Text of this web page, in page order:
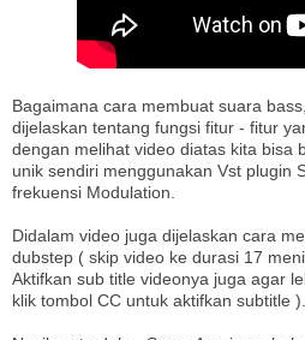
Bagaimana cara membuat suara
dijelaskan tentang fungsi fitur - fitur
dengan melihat video diatas kita bisa
unik sendiri menggunakan Vst plugin
frekuensi Modulation.
Didalam video juga dijelaskan cara
dubstep ( skip video ke durasi 17
Aktifkan sub title videonya juga agar
klik tombol CC untuk aktifkan subtitle